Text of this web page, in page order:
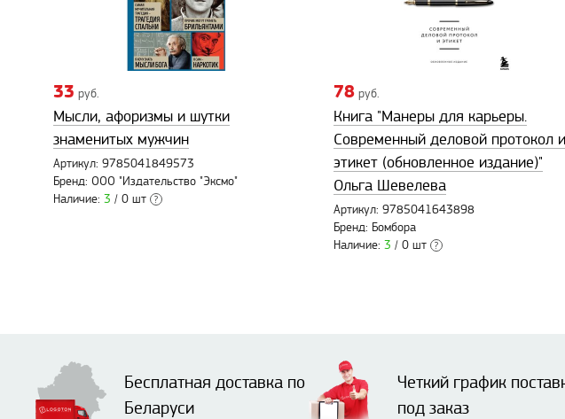
33 руб.
Мысли, афоризмы и шутки
знаменитых мужчин
Артикул: 9785041849573
Бренд: ООО "Издательство "Эксмо"
Наличие: 3 / 0 шт ?
78 руб.
Книга "Манеры для карьеры.
Современный деловой протокол и
этикет (обновленное издание)"
Ольга Шевелева
Артикул: 9785041643898
Бренд: Бомбора
Наличие: 3 / 0 шт ?
Бесплатная доставка по
Беларуси
Четкий график
под заказ